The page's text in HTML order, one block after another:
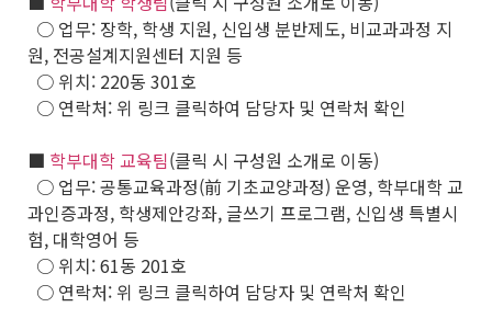
○ 업무: 장학, 학생 지원, 신입생 분반제도, 비교과과정 지
원, 전공설계지원센터 지원 등
○ 위치: 220동 301호
○ 연락처: 위 링크 클릭하여 담당자 및 연락처 확인
■ 학부대학 교육팀(클릭 시 구성원 소개로 이동)
○ 업무: 공통교육과정(前 기초교양과정) 운영, 학부대학 교
과인증과정, 학생제안강좌, 글쓰기 프로그램, 신입생 특별시
험, 대학영어 등
○ 위치: 61동 201호
○ 연락처: 위 링크 클릭하여 담당자 및 연락처 확인